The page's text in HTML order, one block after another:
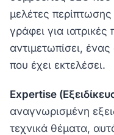
μελέτες
γράφει για ιατρικές
αντιμετωπίσει,
που έχει εκτελέσει.
Expertise
αναγνωρισμένη
τεχνικά θέματα,